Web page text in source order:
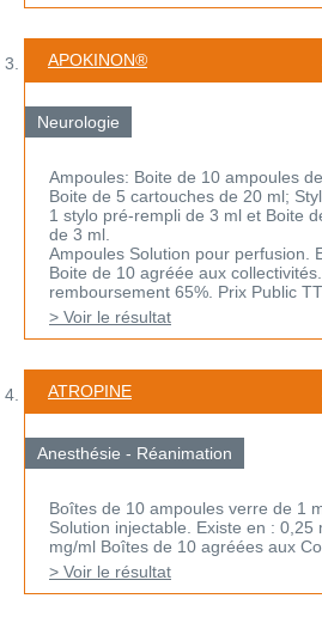
APOKINON®
Neurologie
Ampoules: Boite de 10 ampoules
Boite de 5 cartouches de 20 ml;
1 stylo pré-rempli de 3 ml et Boite
de 3 ml.
Ampoules Solution pour perfusion.
Boite de 10 agréée aux
remboursement 65%. Prix Public
> Voir le résultat
ATROPINE
Anesthésie - Réanimation
Boîtes de 10 ampoules verre de 1
Solution injectable. Existe en : 0,25
mg/ml Boîtes de 10 agréées aux
> Voir le résultat